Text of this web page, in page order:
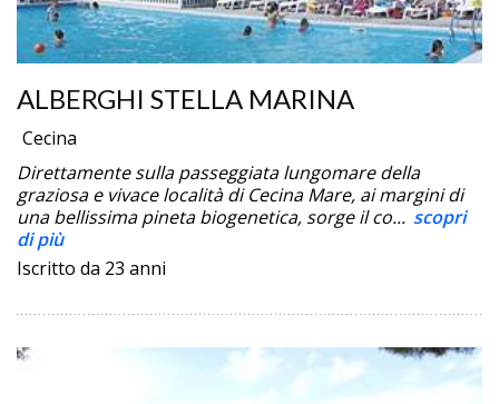
ALBERGHI STELLA MARINA
Cecina
Direttamente sulla passeggiata lungomare della
graziosa e vivace località di Cecina Mare, ai margini di
una bellissima pineta biogenetica, sorge il co... scopri
di più
Iscritto da 23 anni